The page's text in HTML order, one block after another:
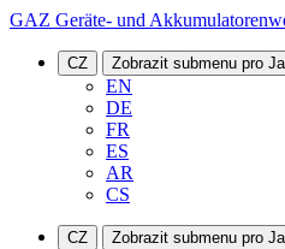
GAZ Geräte- und
CZ Zobrazit submenu pro
EN
DE
FR
ES
AR
CS
CZ Zobrazit submenu pro